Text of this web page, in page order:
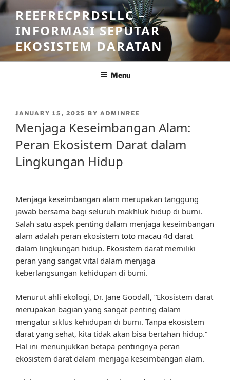
Skip
to
content
REEFRECPRDSLLC –
INFORMASI SEPUTAR
EKOSISTEM DARATAN
Menu
POSTED
JANUARY 15, 2025 BY ADMINREE
Menjaga Keseimbangan Alam:
Peran Ekosistem Darat dalam
Lingkungan Hidup
Menjaga keseimbangan alam merupakan tanggung
jawab bersama bagi seluruh makhluk hidup di bumi.
Salah satu aspek penting dalam menjaga keseimbangan
alam adalah peran ekosistem toto macau 4d darat
dalam lingkungan hidup. Ekosistem darat memiliki
peran yang sangat vital dalam menjaga
keberlangsungan kehidupan di bumi.
Menurut ahli ekologi, Dr. Jane Goodall, “Ekosistem darat
merupakan bagian yang sangat penting dalam
mengatur siklus kehidupan di bumi. Tanpa ekosistem
darat yang sehat, kita tidak akan bisa bertahan hidup.”
Hal ini menunjukkan betapa pentingnya peran
ekosistem darat dalam menjaga keseimbangan alam.